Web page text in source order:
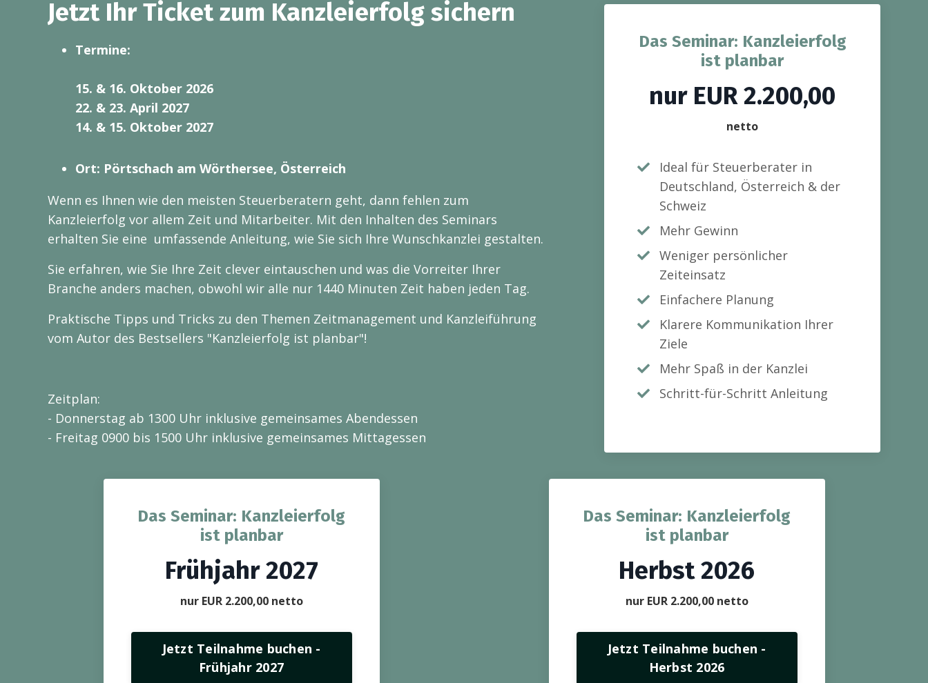
Jetzt Ihr Ticket zum Kanzleierfolg sichern
Termine:
15. & 16. Oktober 2026
22. & 23. April 2027
14. & 15. Oktober 2027
Ort: Pörtschach am Wörthersee, Österreich
Wenn es Ihnen wie den meisten Steuerberatern geht, dann fehlen zum
Kanzleierfolg vor allem Zeit und Mitarbeiter. Mit den Inhalten des Seminars
erhalten Sie eine umfassende Anleitung, wie Sie sich Ihre Wunschkanzlei gestalten.
Sie erfahren, wie Sie Ihre Zeit clever eintauschen und was die Vorreiter Ihrer
Branche anders machen, obwohl wir alle nur 1440 Minuten Zeit haben jeden Tag.
Praktische Tipps und Tricks zu den Themen Zeitmanagement und Kanzleiführung
vom Autor des Bestsellers "Kanzleierfolg ist planbar"!
Zeitplan:
- Donnerstag ab 1300 Uhr inklusive gemeinsames Abendessen
- Freitag 0900 bis 1500 Uhr inklusive gemeinsames Mittagessen
Das Seminar: Kanzleierfolg
ist planbar
nur EUR 2.200,00
netto
Ideal für Steuerberater in
Deutschland, Österreich & der
Schweiz
Mehr Gewinn
Weniger persönlicher
Zeiteinsatz
Einfachere Planung
Klarere Kommunikation Ihrer
Ziele
Mehr Spaß in der Kanzlei
Schritt-für-Schritt Anleitung
Das Seminar: Kanzleierfolg
ist planbar
Frühjahr 2027
nur EUR 2.200,00 netto
Jetzt Teilnahme buchen -
Frühjahr 2027
Das Seminar: Kanzleierfolg
ist planbar
Herbst 2026
nur EUR 2.200,00 netto
Jetzt Teilnahme buchen -
Herbst 2026